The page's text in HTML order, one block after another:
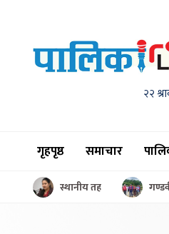
२२
गृहपृष्ठ समाचार
स्थानीय तह